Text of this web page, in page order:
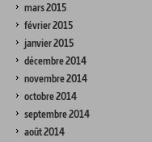
mars 2015
février 2015
janvier 2015
décembre 2014
novembre 2014
octobre 2014
septembre 2014
août 2014